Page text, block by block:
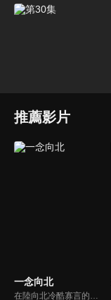
推薦影片
一念向北